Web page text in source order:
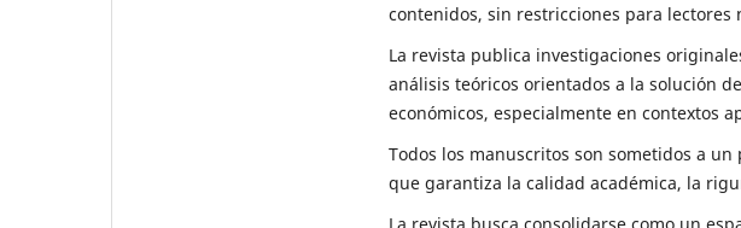
contenidos, sin restricciones para lectores
La revista publica investigaciones
análisis teóricos orientados a la solución
económicos, especialmente en contextos
Todos los manuscritos son sometidos a
que garantiza la calidad académica, la